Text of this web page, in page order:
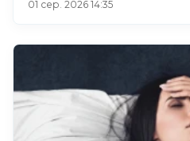
01 сер. 2026 14:35